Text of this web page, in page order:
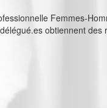
Femmes-
obtiennent des